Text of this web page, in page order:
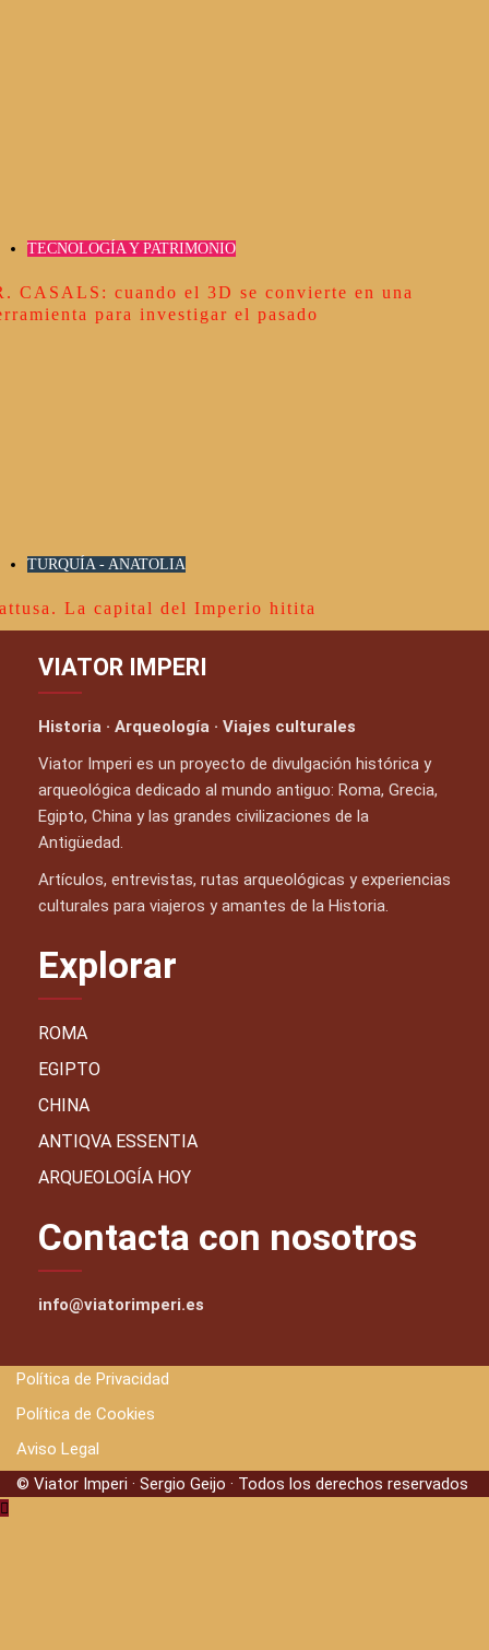
TECNOLOGÍA Y PATRIMONIO
CASALS: cuando el 3D se convierte en una
para investigar el pasado
TURQUÍA - ANATOLIA
La capital del Imperio hitita
VIATOR IMPERI
Historia · Arqueología · Viajes culturales
Viator Imperi es un proyecto de divulgación histórica y
arqueológica dedicado al mundo antiguo: Roma, Grecia,
Egipto, China y las grandes civilizaciones de la
Antigüedad.
Artículos, entrevistas, rutas arqueológicas y experiencias
culturales para viajeros y amantes de la Historia.
Explorar
ROMA
EGIPTO
CHINA
ANTIQVA ESSENTIA
ARQUEOLOGÍA HOY
Contacta con nosotros
info@viatorimperi.es
Política de Privacidad
Política de Cookies
Aviso Legal
© Viator Imperi · Sergio Geijo · Todos los derechos reservados